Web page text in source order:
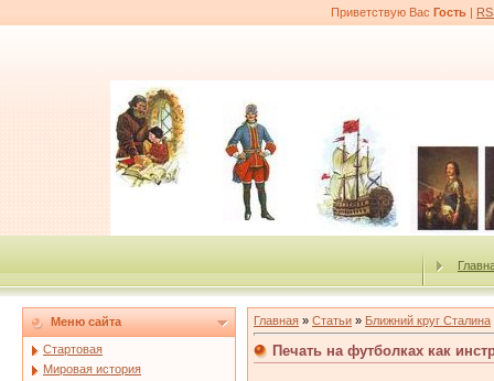
Приветствую Вас Гость |
Меню сайта
Стартовая
Мировая история
Главная » Статьи » Ближний круг Сталина
Печать на футболках как